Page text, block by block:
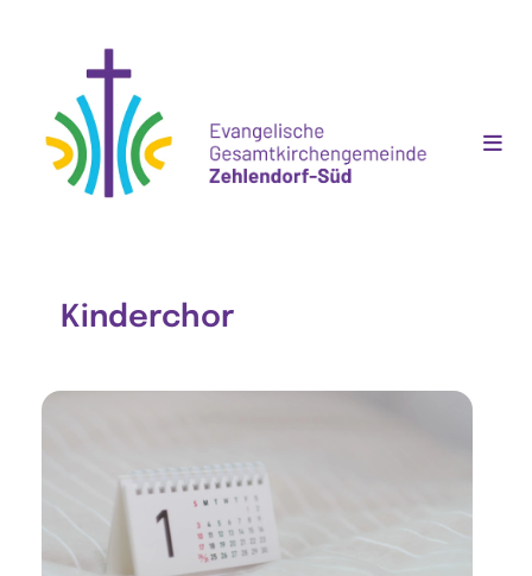
Kinderchor